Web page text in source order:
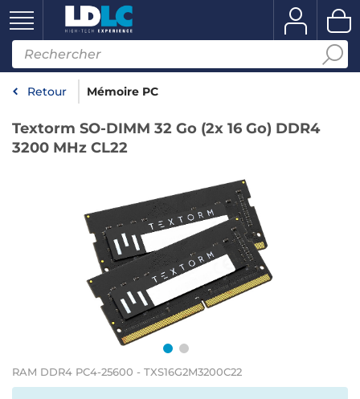
Retour Mémoire PC
Textorm SO-DIMM 32 Go (2x 16 Go) DDR4
3200 MHz CL22
RAM DDR4 PC4-25600 - TXS16G2M3200C22